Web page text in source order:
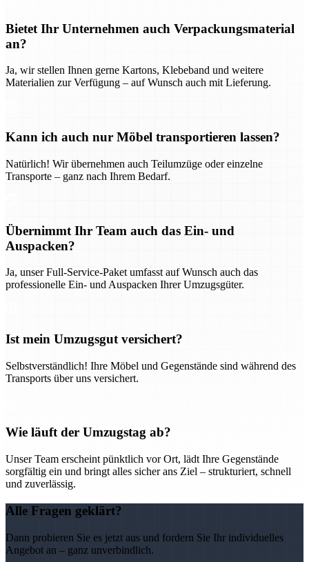
Bietet Ihr Unternehmen auch Verpackungsmaterial
an?
Ja, wir stellen Ihnen gerne Kartons, Klebeband und weitere
Materialien zur Verfügung – auf Wunsch auch mit Lieferung.
Kann ich auch nur Möbel transportieren lassen?
Natürlich! Wir übernehmen auch Teilumzüge oder einzelne
Transporte – ganz nach Ihrem Bedarf.
Übernimmt Ihr Team auch das Ein- und
Auspacken?
Ja, unser Full-Service-Paket umfasst auf Wunsch auch das
professionelle Ein- und Auspacken Ihrer Umzugsgüter.
Ist mein Umzugsgut versichert?
Selbstverständlich! Ihre Möbel und Gegenstände sind während des
Transports über uns versichert.
Wie läuft der Umzugstag ab?
Unser Team erscheint pünktlich vor Ort, lädt Ihre Gegenstände
sorgfältig ein und bringt alles sicher ans Ziel – strukturiert, schnell
und zuverlässig.
Alle Fragen geklärt?
Dann probieren Sie es jetzt aus und fordern Sie Ihr individuelles
Angebot an – ganz unverbindlich.